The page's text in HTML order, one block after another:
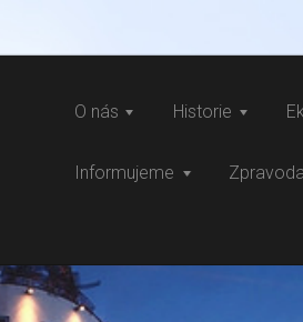
O nás Historie
Informujeme